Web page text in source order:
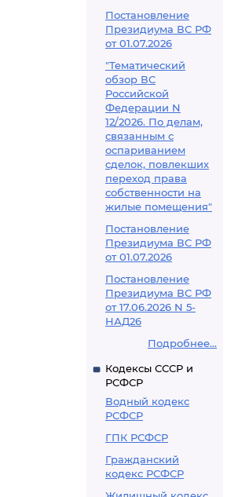
Постановление
Президиума ВС РФ
от 01.07.2026
"Тематический
обзор ВС
Российской
Федерации N
12/2026. По делам,
связанным с
оспариванием
сделок, повлекших
переход права
собственности на
жилые помещения"
Постановление
Президиума ВС РФ
от 01.07.2026
Постановление
Президиума ВС РФ
от 17.06.2026 N 5-
НАД26
Подробнее...
Кодексы СССР и
РСФСР
Водный кодекс
РСФСР
ГПК РСФСР
Гражданский
кодекс РСФСР